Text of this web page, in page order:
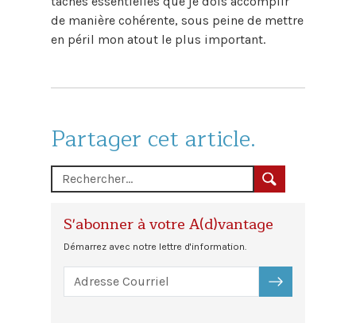
de manière cohérente, sous peine de mettre
en péril mon atout le plus important.
Partager cet article.
S'abonner à votre A(d)vantage
Démarrez avec notre lettre d'information.
S'ABONNER